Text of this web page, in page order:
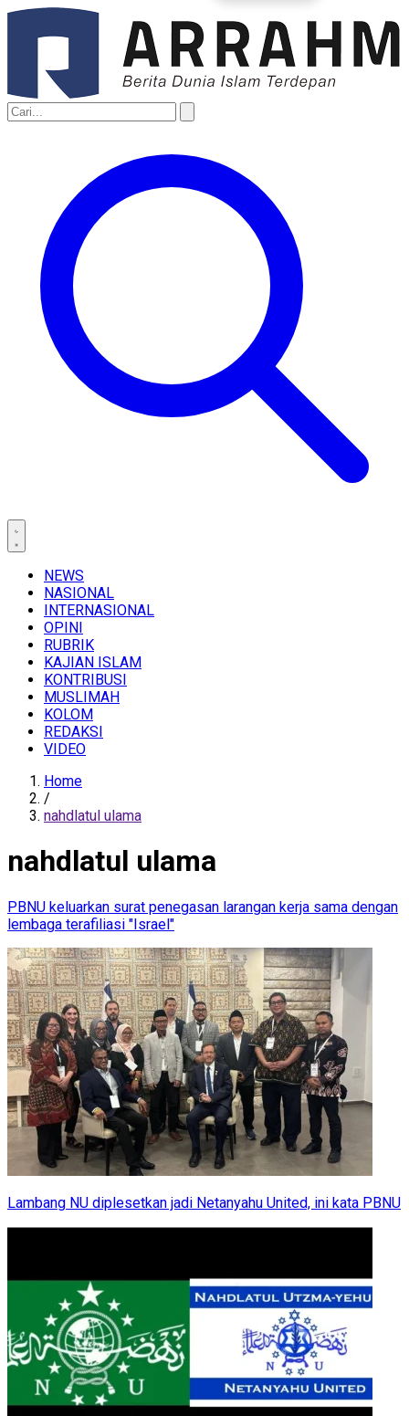
NEWS
NASIONAL
INTERNASIONAL
OPINI
RUBRIK
KAJIAN ISLAM
KONTRIBUSI
MUSLIMAH
KOLOM
REDAKSI
VIDEO
Home
/
nahdlatul ulama
nahdlatul ulama
PBNU keluarkan surat penegasan larangan kerja sama dengan
lembaga terafiliasi "Israel"
Lambang NU diplesetkan jadi Netanyahu United, ini kata PBNU